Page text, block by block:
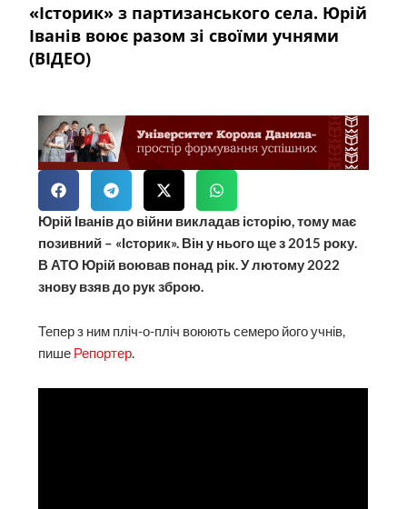
«Історик» з партизанського села. Юрій
Іванів воює разом зі своїми учнями
(ВІДЕО)
Юрій Іванів до війни викладав історію, тому має
позивний – «Історик». Він у нього ще з 2015 року.
В АТО Юрій воював понад рік. У лютому 2022
знову взяв до рук зброю.
Тепер з ним пліч-о-пліч воюють семеро його учнів,
пише Репортер.